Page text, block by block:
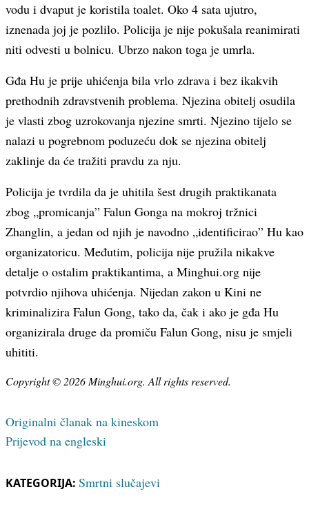
vodu i dvaput je koristila toalet. Oko 4 sata ujutro,
iznenada joj je pozlilo. Policija je nije pokušala reanimirati
niti odvesti u bolnicu. Ubrzo nakon toga je umrla.
Gđa Hu je prije uhićenja bila vrlo zdrava i bez ikakvih
prethodnih zdravstvenih problema. Njezina obitelj osudila
je vlasti zbog uzrokovanja njezine smrti. Njezino tijelo se
nalazi u pogrebnom poduzeću dok se njezina obitelj
zaklinje da će tražiti pravdu za nju.
Policija je tvrdila da je uhitila šest drugih praktikanata
zbog „promicanja” Falun Gonga na mokroj tržnici
Zhanglin, a jedan od njih je navodno „identificirao” Hu kao
organizatoricu. Međutim, policija nije pružila nikakve
detalje o ostalim praktikantima, a Minghui.org nije
potvrdio njihova uhićenja. Nijedan zakon u Kini ne
kriminalizira Falun Gong, tako da, čak i ako je gđa Hu
organizirala druge da promiču Falun Gong, nisu je smjeli
uhititi.
Copyright © 2026 Minghui.org. All rights reserved.
Originalni članak na kineskom
Prijevod na engleski
KATEGORIJA: Smrtni slučajevi